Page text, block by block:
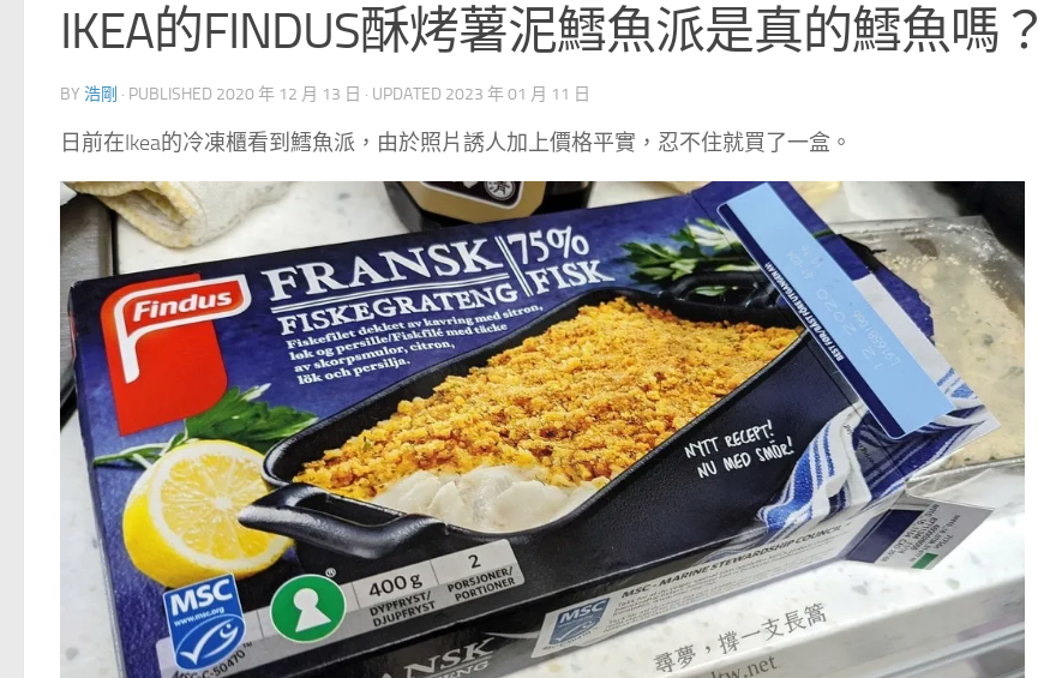
IKEA的FINDUS酥烤薯泥鱈魚派是真的鱈魚嗎？
BY 浩剛 · PUBLISHED 2020 年 12 月 13 日 · UPDATED 2023 年 01 月 11 日
日前在Ikea的冷凍櫃看到鱈魚派，由於照片誘人加上價格平實，忍不住就買了一盒。